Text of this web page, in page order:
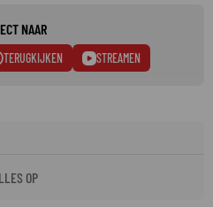
NAAR
TERUGKIJKEN STREAMEN
OP